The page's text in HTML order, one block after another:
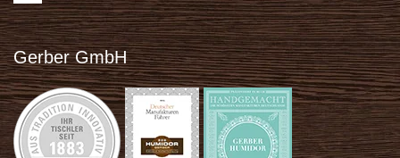
Gerber GmbH